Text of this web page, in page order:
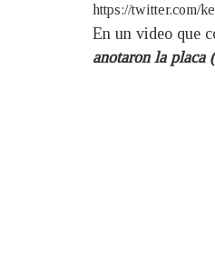
https://twitter.com/
En un video que
anotaron la placa